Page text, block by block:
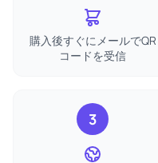
購入後すぐにメールでQR
コードを受信
3